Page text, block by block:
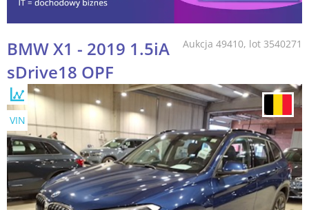
Aukcja 49410, lot 3540271
BMW X1 - 2019 1.5iA
sDrive18 OPF
VIN